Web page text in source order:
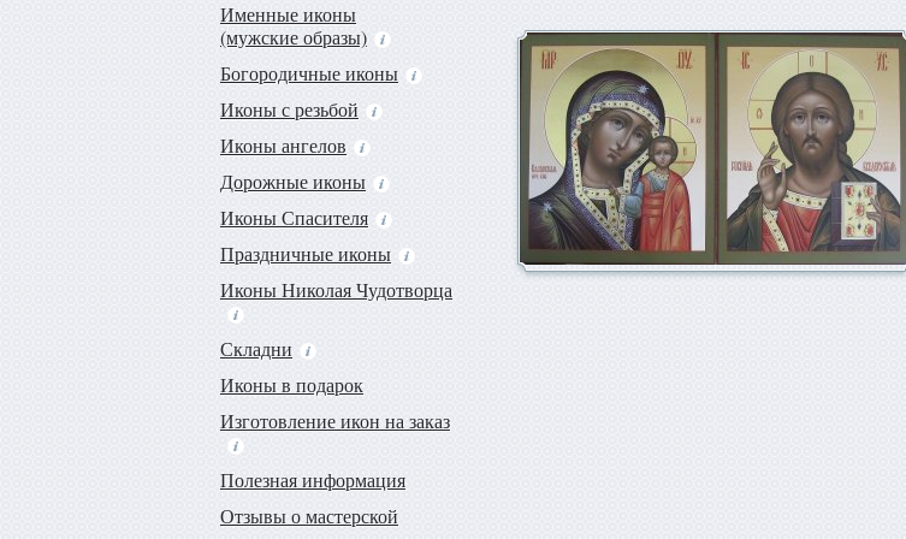
Именные иконы
(мужские образы)
Богородичные иконы
Иконы с резьбой
Иконы ангелов
Дорожные иконы
Иконы Спасителя
Праздничные иконы
Иконы Николая Чудотворца
Складни
Иконы в подарок
Изготовление икон на заказ
Полезная информация
Отзывы о мастерской